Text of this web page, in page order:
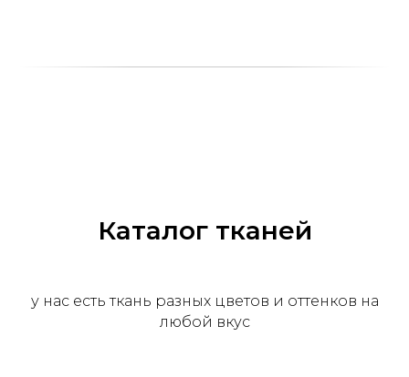
Каталог тканей
у нас есть ткань разных цветов и оттенков на
любой вкус